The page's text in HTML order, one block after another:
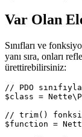
Var Olan
Sınıfları ve
yanı sıra, onları
ürettirebilirsiniz:
// PDO
$class =
// trim()
$function =